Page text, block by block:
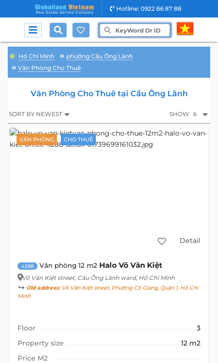
Hotline: 0922 86 87 88
Hồ Chí Minh
phường Cầu Ông Lãnh
Văn Phòng Cho Thuê
Văn Phòng Cho Thuê tại Cầu Ông Lãnh
SORT BY NEWEST SHOW 6
VĂN PHÒNG CHO THUÊ
Detail
4288 Văn phòng 12 m2 Halo Võ Văn Kiệt
Võ Văn Kiệt street, Cầu Ông Lãnh ward, Hồ Chí Minh
Old address:Võ Văn Kiệt street, Phường Cô Giang, Quận 1, Hồ Chí
Minh
Floor
3
Property size
12 m2
Price M2